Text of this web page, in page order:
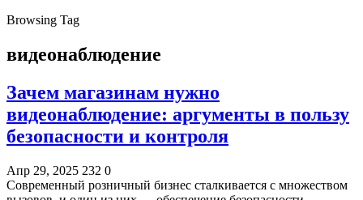
Browsing Tag
видеонаблюдение
Зачем магазинам нужно
видеонаблюдение: аргументы в пользу
безопасности и контроля
Апр 29, 2025 232 0
Современный розничный бизнес сталкивается с множеством